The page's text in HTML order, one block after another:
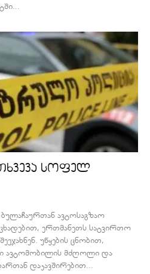
სოფელ
ავტოსაგზაო
ერთმანეთს სატვირთო
უწყების ცნობით,
ავტომობილის მძღოლი და
დაკავშირებით...